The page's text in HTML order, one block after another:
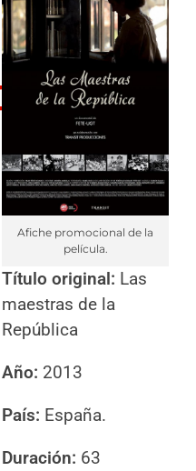
Afiche promocional de la
película.
Título original: Las
maestras de la
República
Año: 2013
País: España.
Duración: 63